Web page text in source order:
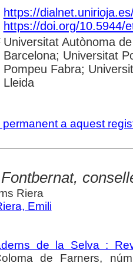
https://
https://doi.org/10.5944/
Universitat Autònoma
Barcelona; Universitat
Pompeu Fabra;
Lleida
permanent a aquest
Riera
Emili
de la Selva :
de Farners,